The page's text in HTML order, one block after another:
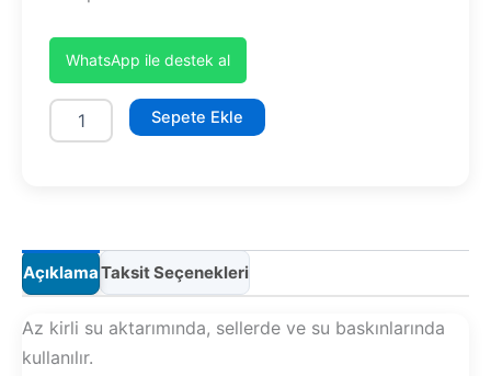
WhatsApp ile destek al
WNP
Pompa
Sepete Ekle
AçıklamaTaksit Seçenekleri
Az kirli su aktarımında, sellerde ve su baskınlarında
kullanılır.